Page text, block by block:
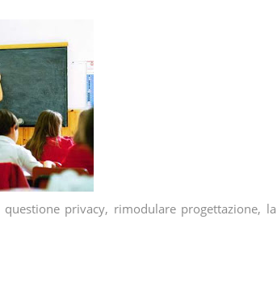
privacy, rimodulare progettazione, la